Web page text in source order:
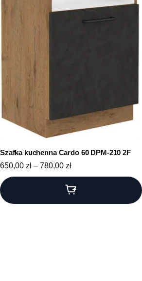
Szafka kuchenna Cardo 60 DPM-210 2F
650,00 zł – 780,00 złZakres cen: od